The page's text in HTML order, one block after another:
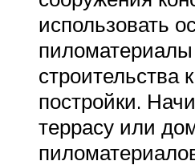
использовать
строительства
постройки.
террасу или